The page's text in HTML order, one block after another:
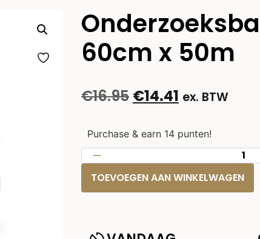
60cm x 50m
€16.95 €14.41 ex. BTW
Purchase & earn 14 punten!
TOEVOEGEN AAN WINKELWAGEN